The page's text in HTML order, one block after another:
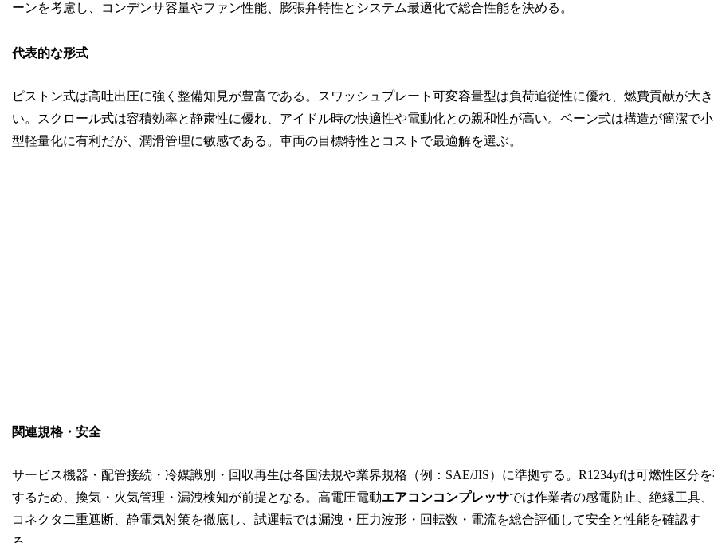
ーンを考慮し、コンデンサ容量やファン性能、膨張弁特性とシステム最適化で総合性能を決める。
代表的な形式
ピストン式は高吐出圧に強く整備知見が豊富である。スワッシュプレート可変容量型は負荷追従性に優れ、燃費貢献が大き
い。スクロール式は容積効率と静粛性に優れ、アイドル時の快適性や電動化との親和性が高い。ベーン式は構造が簡潔で小
型軽量化に有利だが、潤滑管理に敏感である。車両の目標特性とコストで最適解を選ぶ。
関連規格・安全
サービス機器・配管接続・冷媒識別・回収再生は各国法規や業界規格（例：SAE/JIS）に準拠する。R1234yfは可燃性区分
するため、換気・火気管理・漏洩検知が前提となる。高電圧電動エアコンコンプレッサでは作業者の感電防止、絶縁工具、
コネクタ二重遮断、静電気対策を徹底し、試運転では漏洩・圧力波形・回転数・電流を総合評価して安全と性能を確認す